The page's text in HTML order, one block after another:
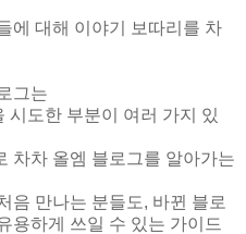
에 대해 이야기 보따리를 차
그는
시도한 부분이 여러 가지 있
차차 올엠 블로그를 알아가는
음 만나는 분들도, 바뀐 블로
용하게 쓰일 수 있는 가이드